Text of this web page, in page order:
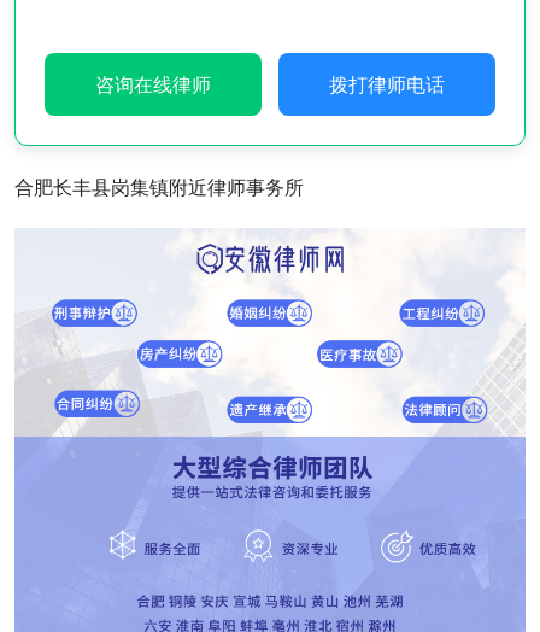
咨询在线律师 拨打律师电话
合肥长丰县岗集镇附近律师事务所